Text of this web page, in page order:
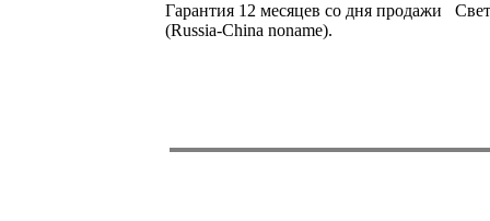
Гарантия 12 месяцев со дня продажи
(Russia-China noname).